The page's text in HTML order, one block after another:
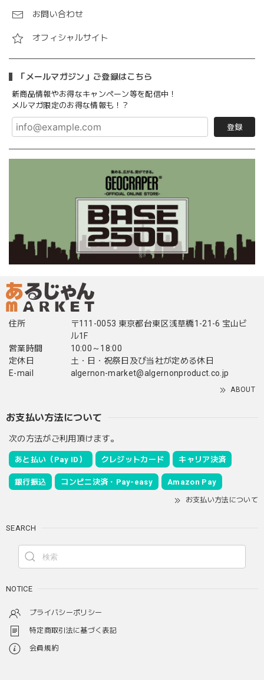
お問い合わせ
オフィシャルサイト
「メールマガジン」ご登録はこちら
新商品情報やお得なキャンペーン等を配信中！
メルマガ限定のお得な情報も！？
登録
住所
〒111-0053 東京都台東区浅草橋1-21-6 宝山ビ
ル1F
営業時間
10:00～18:00
定休日
土・日・祝祭日及び当社が定める休日
E-mail
algernon-market@algernonproduct.co.jp
ABOUT
お支払い方法について
次の方法がご利用頂けます。
あと払い（Pay ID） クレジットカード キャリア決済
銀行振込 コンビニ決済・Pay-easy Amazon Pay
お支払い方法について
SEARCH
NOTICE
プライバシーポリシー
特定商取引法に基づく表記
会員規約